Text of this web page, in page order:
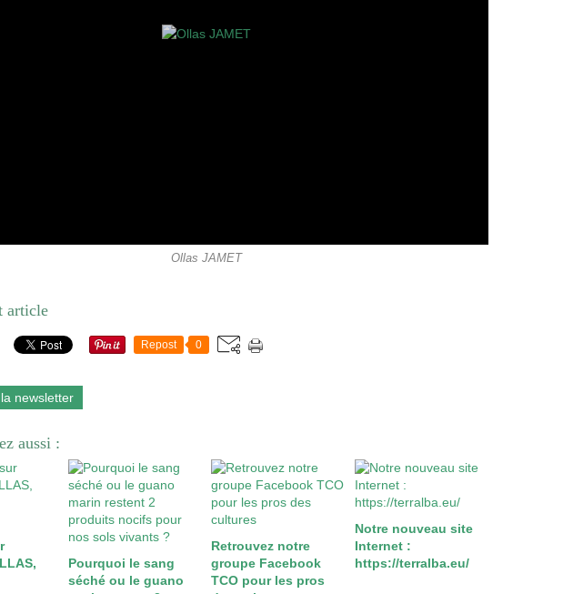
Ollas JAMET
article
Repost 0
newsletter
aussi :
Pourquoi le sang
séché ou le guano
Retrouvez notre
groupe Facebook
TCO pour les pros
Notre nouveau site
Internet :
https://terralba.eu/